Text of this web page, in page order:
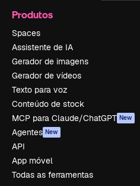
Produtos
Spaces
Assistente de IA
Gerador de imagens
Gerador de vídeos
Texto para voz
Conteúdo de stock
MCP para Claude/ChatGPT New
Agentes New
API
App móvel
Todas as ferramentas